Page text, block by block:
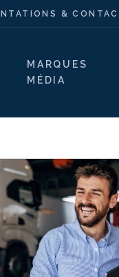
MARQUES
MÉDIA
&